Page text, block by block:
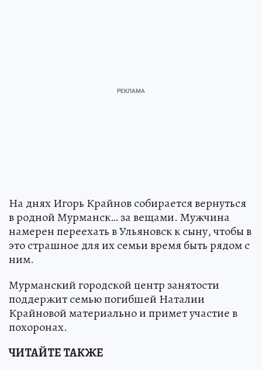
На днях Игорь Крайнов собирается вернуться
в родной Мурманск… за вещами. Мужчина
намерен переехать в Ульяновск к сыну, чтобы в
это страшное для их семьи время быть рядом с
ним.
Мурманский городской центр занятости
поддержит семью погибшей Наталии
Крайновой материально и примет участие в
похоронах.
ЧИТАЙТЕ ТАКЖЕ